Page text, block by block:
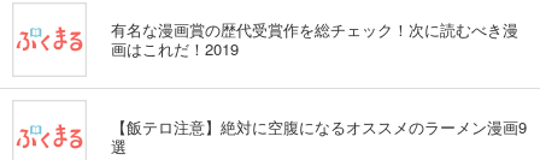
有名な漫画賞の歴代受賞作を総チェック！次に読むべき漫
画はこれだ！2019
【飯テロ注意】絶対に空腹になるオススメのラーメン漫画9
選